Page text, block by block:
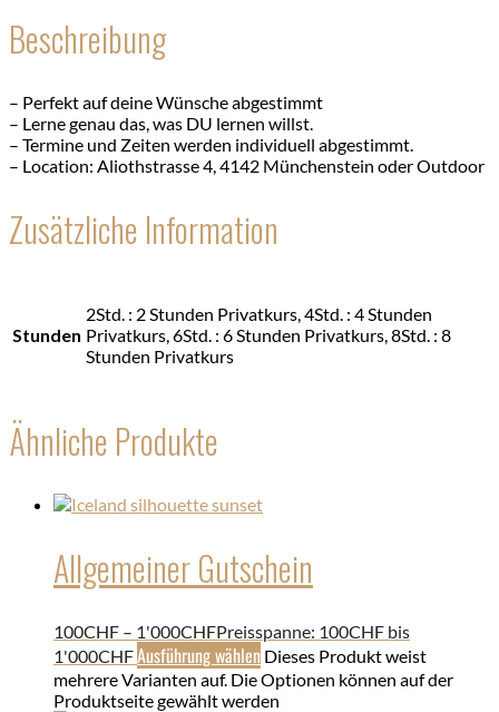
Beschreibung
– Perfekt auf deine Wünsche abgestimmt
– Lerne genau das, was DU lernen willst.
– Termine und Zeiten werden individuell abgestimmt.
– Location: Aliothstrasse 4, 4142 Münchenstein oder Outdoor
Zusätzliche Information
Stunden
2Std. : 2 Stunden Privatkurs, 4Std. : 4 Stunden
Privatkurs, 6Std. : 6 Stunden Privatkurs, 8Std. : 8
Stunden Privatkurs
Ähnliche Produkte
Allgemeiner Gutschein
100CHF – 1'000CHFPreisspanne: 100CHF bis
1'000CHFAusführung wählen Dieses Produkt weist
mehrere Varianten auf. Die Optionen können auf der
Produktseite gewählt werden